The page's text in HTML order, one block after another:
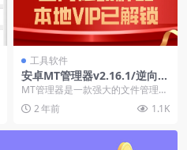
工具软件
安卓MT管理器v2.16.1/逆向修
改神器 本地VIP已解锁
MT管理器是一款强大的文件管理工
具和APK逆向修改神器。如果你喜
欢它的双窗口操作...
2 年前 1.1K